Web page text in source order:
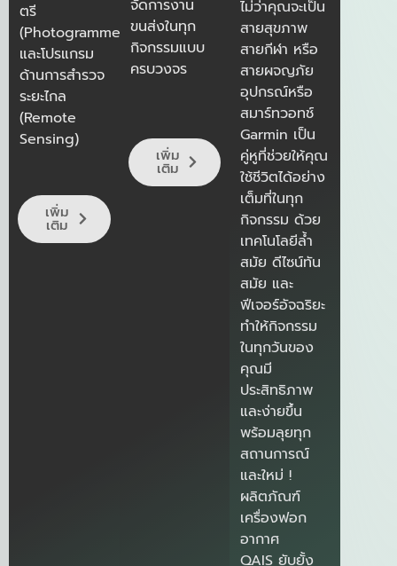
ตรี
(Photogrammetry)
และโปรแกรม
ด้านการสำรวจ
ระยะไกล
(Remote
Sensing)
เพิ่ม
เติม
จัดการงาน
ขนส่งในทุก
กิจกรรมแบบ
ครบวงจร
เพิ่ม
เติม
ไม่ว่าคุณจะเป็น
สายสุขภาพ
สายกีฬา หรือ
สายผจญภัย
อุปกรณ์หรือ
สมาร์ทวอทช์
Garmin เป็น
คู่หูที่ช่วยให้คุณ
ใช้ชีวิตได้อย่าง
เต็มที่ในทุก
กิจกรรม ด้วย
เทคโนโลยีล้ำ
สมัย ดีไซน์ทัน
สมัย และ
ฟีเจอร์อัจฉริยะ
ทำให้กิจกรรม
ในทุกวันของ
คุณมี
ประสิทธิภาพ
และง่ายขึ้น
พร้อมลุยทุก
สถานการณ์
และใหม่ !
ผลิตภัณฑ์
เครื่องฟอก
อากาศ
QAISยับยั้ง